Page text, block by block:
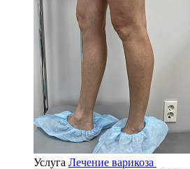
Услуга Лечение варикоза